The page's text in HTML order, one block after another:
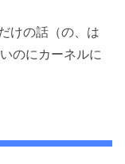
けの話（の、は
のにカーネルに